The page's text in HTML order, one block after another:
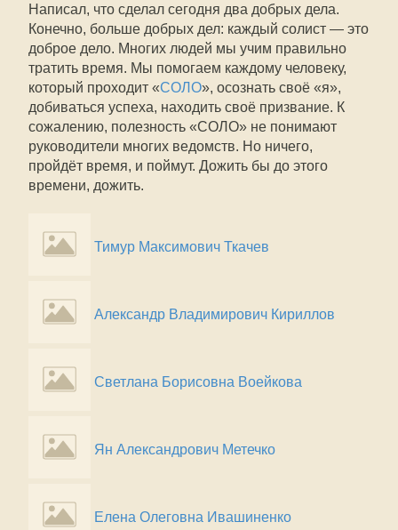
Написал, что сделал сегодня два добрых дела.
Конечно, больше добрых дел: каждый солист — это
доброе дело. Многих людей мы учим правильно
тратить время. Мы помогаем каждому человеку,
который проходит «СОЛО», осознать своё «я»,
добиваться успеха, находить своё призвание. К
сожалению, полезность «СОЛО» не понимают
руководители многих ведомств. Но ничего,
пройдёт время, и поймут. Дожить бы до этого
времени, дожить.
Тимур Максимович Ткачев
Александр Владимирович Кириллов
Светлана Борисовна Воейкова
Ян Александрович Метечко
Елена Олеговна Ивашиненко